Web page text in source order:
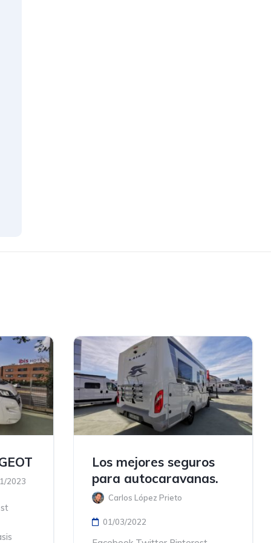
2023
Los mejores seguros
para autocaravanas.
Carlos López Prieto
01/03/2022